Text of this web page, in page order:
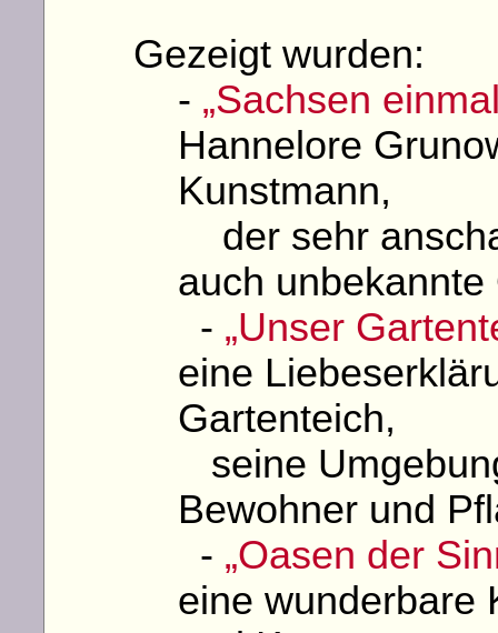
Gezeigt wurden:
- „Sachsen
Hannelore
Kunstmann,
der sehr
auch
- „Unser
eine
Gartenteich,
seine
Bewohner und
- „Oasen der
eine wunderbare